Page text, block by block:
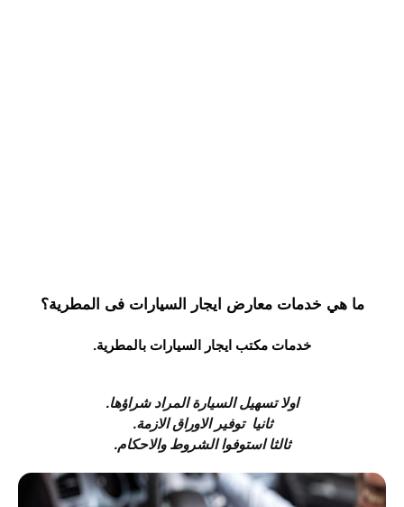
ما هي خدمات معارض ايجار السيارات فى المطرية؟
خدمات مكتب ايجار السيارات بالمطرية.
اولا تسهيل السيارة المراد شراؤها.
ثانيا توفير الاوراق الازمة.
ثالثا استوفوا الشروط والاحكام.